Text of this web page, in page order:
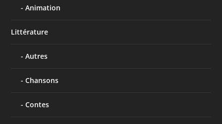
Animation
Littérature
Autres
Chansons
Contes